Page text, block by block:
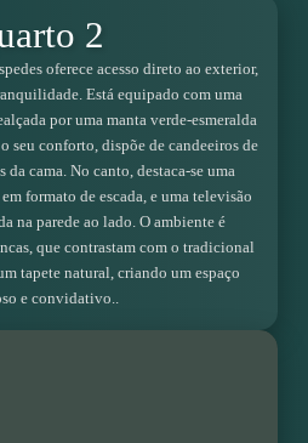
2
oferece acesso direto ao exterior,
Está equipado com uma
por uma manta verde-esmeralda
seu conforto, dispõe de candeeiros de
da cama. No canto, destaca-se uma
formato de escada, e uma televisão
na parede ao lado. O ambiente é
que contrastam com o tradicional
tapete natural, criando um espaço
e convidativo..